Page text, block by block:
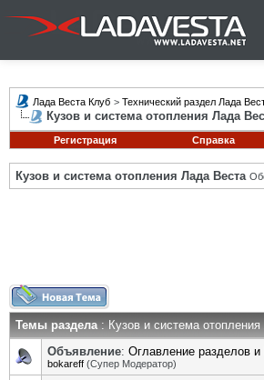
Лада Веста Клуб > Технический раздел Лада
Кузов и система отопления Лада
Регистрация Справка
Кузов и система отопления Лада Веста
Темы раздела: Кузов и система
Объявление: Оглавление разделов и
bokareff (Супер Модератор)